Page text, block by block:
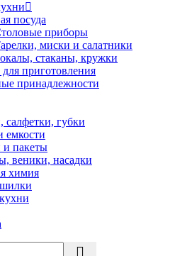
посуда
приборы
миски и салатники
стаканы, кружки
приготовления
принадлежности
салфетки, губки
емкости
пакеты
веники, насадки
химия